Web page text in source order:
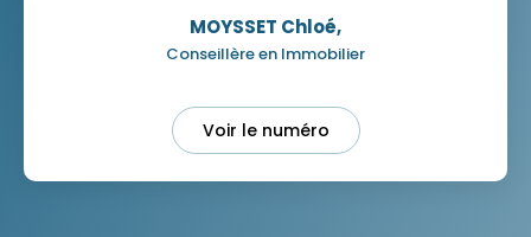
MOYSSET Chloé,
Conseillère en Immobilier
Voir le numéro